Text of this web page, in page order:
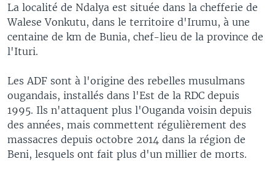
La localité de Ndalya est située dans la chefferie de
Walese Vonkutu, dans le territoire d'Irumu, à une
centaine de km de Bunia, chef-lieu de la province de
l'Ituri.
Les ADF sont à l'origine des rebelles musulmans
ougandais, installés dans l'Est de la RDC depuis
1995. Ils n'attaquent plus l'Ouganda voisin depuis
des années, mais commettent régulièrement des
massacres depuis octobre 2014 dans la région de
Beni, lesquels ont fait plus d'un millier de morts.